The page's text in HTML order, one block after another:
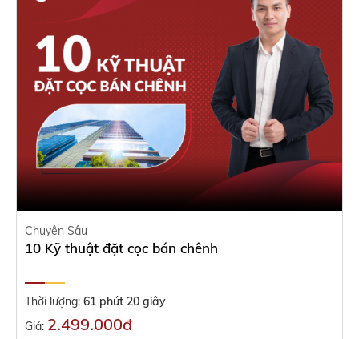
Chuyên Sâu
10 Kỹ thuật đặt cọc bán chênh
Thời lượng: 61 phút 20 giây
Giá: 2.499.000đ